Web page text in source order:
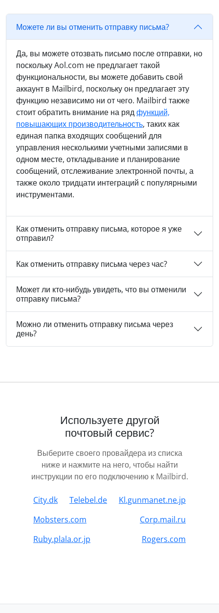
Можете ли вы отменить отправку письма?
Да, вы можете отозвать письмо после отправки, но
поскольку Aol.com не предлагает такой
функциональности, вы можете добавить свой
аккаунт в Mailbird, поскольку он предлагает эту
функцию независимо ни от чего. Mailbird также
стоит обратить внимание на рядфункций,
повышающих производительность, таких как
единая папка входящих сообщений для
управления несколькими учетными записями в
одном месте, откладывание и планирование
сообщений, отслеживание электронной почты, а
также около тридцати интеграций с популярными
инструментами.
Как отменить отправку письма, которое я уже
отправил?
Как отменить отправку письма через час?
Может ли кто-нибудь увидеть, что вы отменили
отправку письма?
Можно ли отменить отправку письма через
день?
Используете другой
почтовый сервис?
Выберите своего провайдера из списка
ниже и нажмите на него, чтобы найти
инструкции по его подключению к Mailbird.
City.dk Telebel.de
Kl.gunmanet.ne.jp
Mobsters.com
Corp.mail.ru
Ruby.plala.or.jp
Rogers.com